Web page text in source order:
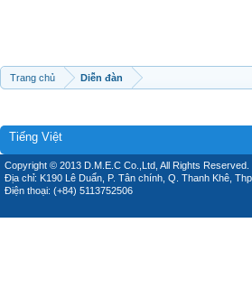
Trang chủ Diễn đàn
Tiếng Việt
Copyright © 2013 D.M.E.C Co.,Ltd, All Rights Reserved.
Địa chỉ: K190 Lê Duẩn, P. Tân chính, Q. Thanh Khê,
Điện thoại: (+84) 5113752506